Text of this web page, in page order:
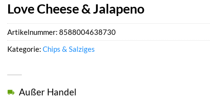
Love Cheese & Jalapeno
Außer Handel
Artikelnummer: 8588004638730
Kategorie: Chips & Salziges